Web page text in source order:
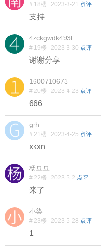
# 18楼 2023-3-21 点评
支持
4zckgwdk493l
# 19楼 2023-3-30 点评
谢谢分享
1600710673
# 20楼 2023-4-23 点评
666
grh
# 21楼 2023-4-25 点评
xkxn
杨豆豆
# 22楼 2023-5-2 点评
来了
小染
# 23楼 2023-5-28 点评
1